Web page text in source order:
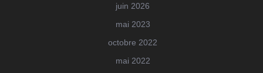
juin 2026
mai 2023
octobre 2022
mai 2022